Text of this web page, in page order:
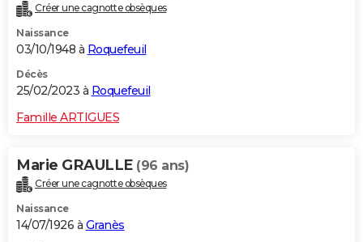
Créer une cagnotte obsèques
Naissance
03/10/1948 à Roquefeuil
Décès
25/02/2023 à Roquefeuil
Famille ARTIGUES
Marie GRAULLE (96 ans)
Créer une cagnotte obsèques
Naissance
14/07/1926 à Granès